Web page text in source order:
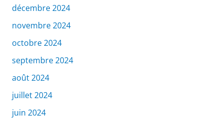
décembre 2024
novembre 2024
octobre 2024
septembre 2024
août 2024
juillet 2024
juin 2024